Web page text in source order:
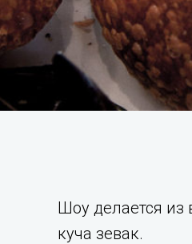
Шоу делается из
куча зевак.